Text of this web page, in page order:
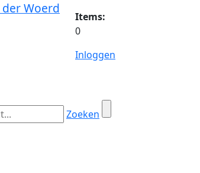
Woerd
Items:
0
Inloggen
Zoeken